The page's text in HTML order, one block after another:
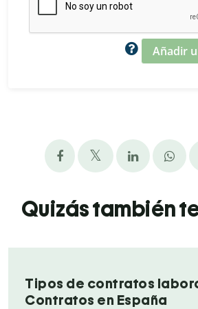
Añadir
Quizás también
Tipos de contratos
Contratos en España